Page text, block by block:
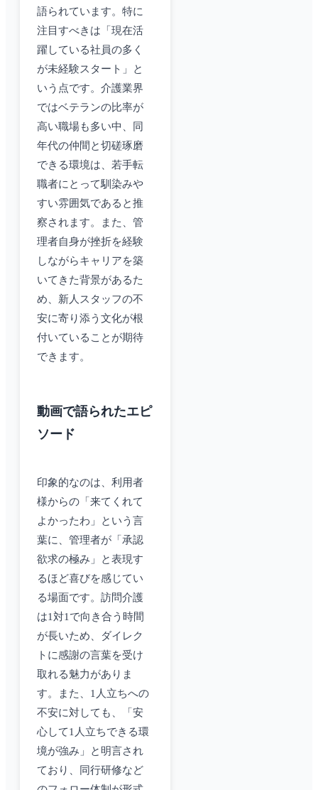
語られています。特に
注目すべきは「現在活
躍している社員の多く
が未経験スタート」と
いう点です。介護業界
ではベテランの比率が
高い職場も多い中、同
年代の仲間と切磋琢磨
できる環境は、若手転
職者にとって馴染みや
すい雰囲気であると推
察されます。また、管
理者自身が挫折を経験
しながらキャリアを築
いてきた背景があるた
め、新人スタッフの不
安に寄り添う文化が根
付いていることが期待
できます。
動画で語られたエピ
ソード
印象的なのは、利用者
様からの「来てくれて
よかったわ」という言
葉に、管理者が「承認
欲求の極み」と表現す
るほど喜びを感じてい
る場面です。訪問介護
は1対1で向き合う時間
が長いため、ダイレク
トに感謝の言葉を受け
取れる魅力がありま
す。また、1人立ちへの
不安に対しても、「安
心して1人立ちできる環
境が強み」と明言され
ており、同行研修など